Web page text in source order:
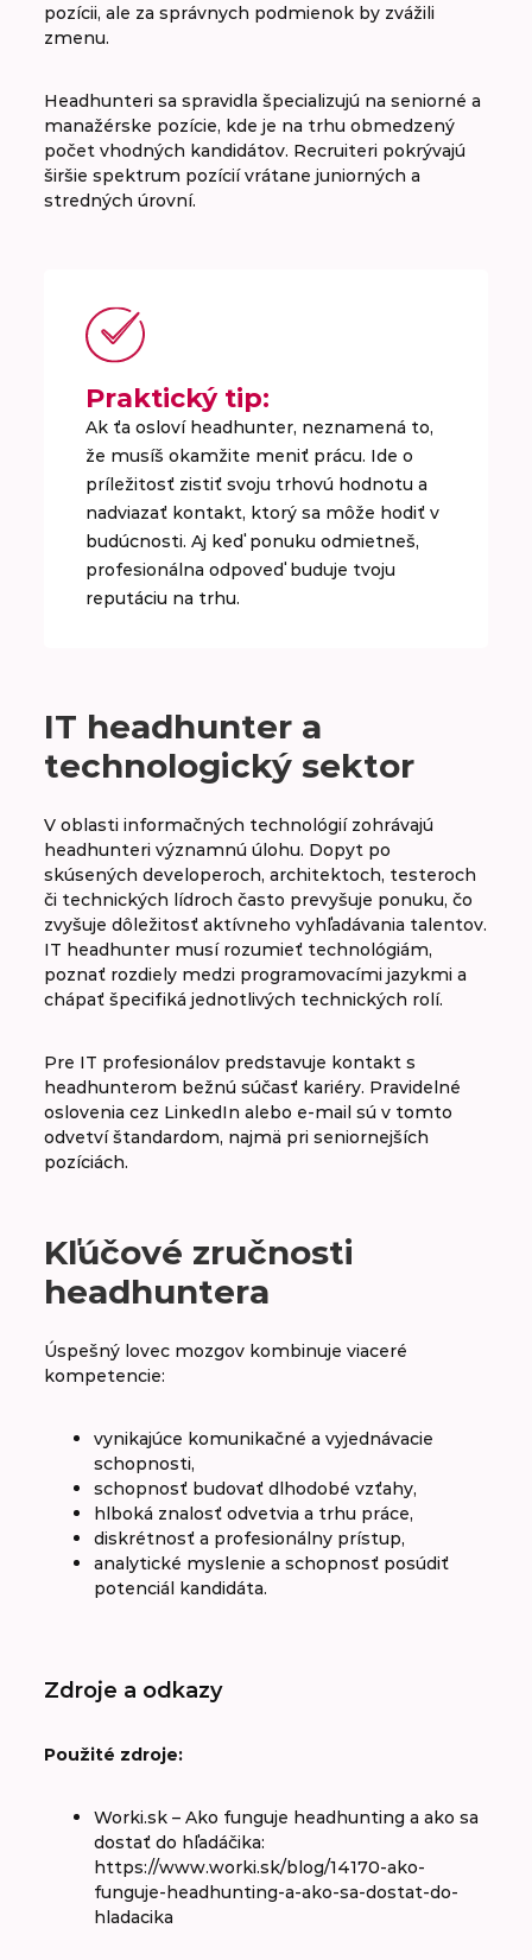
pozícii, ale za správnych podmienok by zvážili
zmenu.
Headhunteri sa spravidla špecializujú na seniorné a
manažérske pozície, kde je na trhu obmedzený
počet vhodných kandidátov. Recruiteri pokrývajú
širšie spektrum pozícií vrátane juniorných a
stredných úrovní.
Praktický tip:
Ak ťa osloví headhunter, neznamená to,
že musíš okamžite meniť prácu. Ide o
príležitosť zistiť svoju trhovú hodnotu a
nadviazať kontakt, ktorý sa môže hodiť v
budúcnosti. Aj keď ponuku odmietneš,
profesionálna odpoveď buduje tvoju
reputáciu na trhu.
IT headhunter a
technologický sektor
V oblasti informačných technológií zohrávajú
headhunteri významnú úlohu. Dopyt po
skúsených developeroch, architektoch, testeroch
či technických lídroch často prevyšuje ponuku, čo
zvyšuje dôležitosť aktívneho vyhľadávania talentov.
IT headhunter musí rozumieť technológiám,
poznať rozdiely medzi programovacími jazykmi a
chápať špecifiká jednotlivých technických rolí.
Pre IT profesionálov predstavuje kontakt s
headhunterom bežnú súčasť kariéry. Pravidelné
oslovenia cez LinkedIn alebo e-mail sú v tomto
odvetví štandardom, najmä pri seniornejších
pozíciách.
Kľúčové zručnosti
headhuntera
Úspešný lovec mozgov kombinuje viaceré
kompetencie:
vynikajúce komunikačné a vyjednávacie
schopnosti,
schopnosť budovať dlhodobé vzťahy,
hlboká znalosť odvetvia a trhu práce,
diskrétnosť a profesionálny prístup,
analytické myslenie a schopnosť posúdiť
potenciál kandidáta.
Zdroje a odkazy
Použité zdroje:
Worki.sk – Ako funguje headhunting a ako sa
dostať do hľadáčika:
https://www.worki.sk/blog/14170-ako-
funguje-headhunting-a-ako-sa-dostat-do-
hladacika